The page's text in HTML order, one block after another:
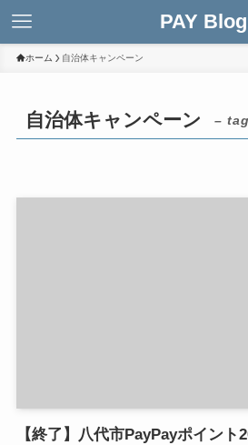
PAY Blog
ホーム 自治体キャンペーン
自治体キャンペーン –
【終了】八代市PayPayポイント